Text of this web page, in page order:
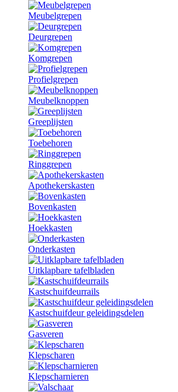
Meubelgrepen
Deurgrepen
Komgrepen
Profielgrepen
Meubelknoppen
Greeplijsten
Toebehoren
Ringgrepen
Apothekerskasten
Bovenkasten
Hoekkasten
Onderkasten
Uitklapbare tafelbladen
Kastschuifdeurrails
Kastschuifdeur geleidingsdelen
Gasveren
Klepscharen
Klepscharnieren